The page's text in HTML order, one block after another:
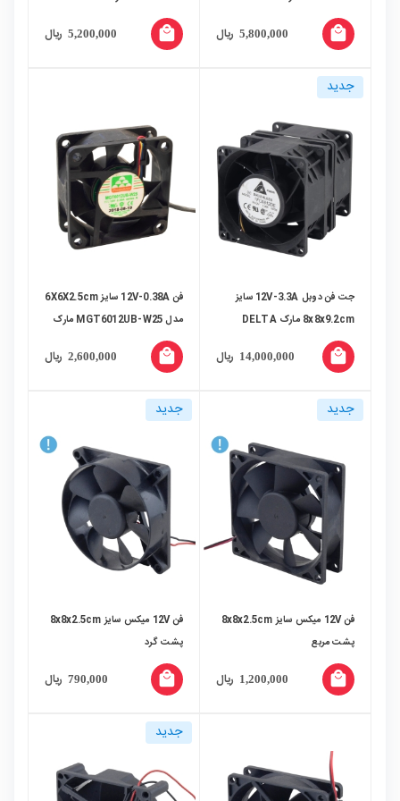
QFR0812UHE
5,800,000 ریال local_mall
QFR0612UH
5,200,000 ریال local_mall
جدید
جت فن دوبل 12V-3.3A سایز
8x8x9.2cm مارک DELTA
PFC0812DE
14,000,000 ریال local_mall
فن 12V-0.38A سایز 6X6X2.5cm
مدل MGT6012UB-W25 مارک
Protechnic
2,600,000 ریال local_mall
جدید
فن 12V میکس سایز 8x8x2.5cm
پشت مربع
1,200,000 ریال local_mall
جدید
فن 12V میکس سایز 8x8x2.5cm
پشت گرد
790,000 ریال local_mall
جدید